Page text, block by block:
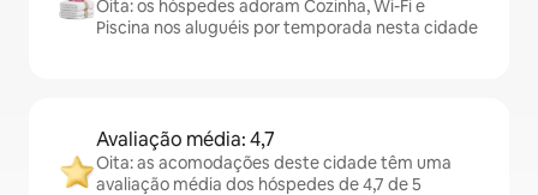
Oita: os hóspedes adoram Cozinha, Wi-Fi e
Piscina nos aluguéis por temporada nesta cidade
Avaliação média: 4,7
Oita: as acomodações deste cidade têm uma
avaliação média dos hóspedes de 4,7 de 5